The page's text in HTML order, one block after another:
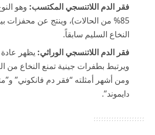
فقر الدم اللاتنسجي المكتسب:
85% من الحالات)، وينتج عن محفزات
النخاع السليم سابقاً.
فقر الدم اللاتنسجي الوراثي: يظهر
ويرتبط بطفرات جينية تمنع النخاع من
ومن أشهر أمثلته “فقر دم فانكوني”
دايموند”.